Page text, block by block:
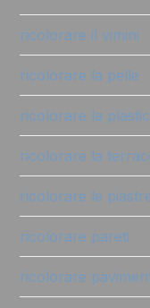
ricolorare il vimini
ricolorare la pelle
ricolorare la
ricolorare la
ricolorare le
ricolorare pareti
ricolorare